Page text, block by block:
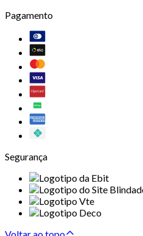
Pagamento
Segurança